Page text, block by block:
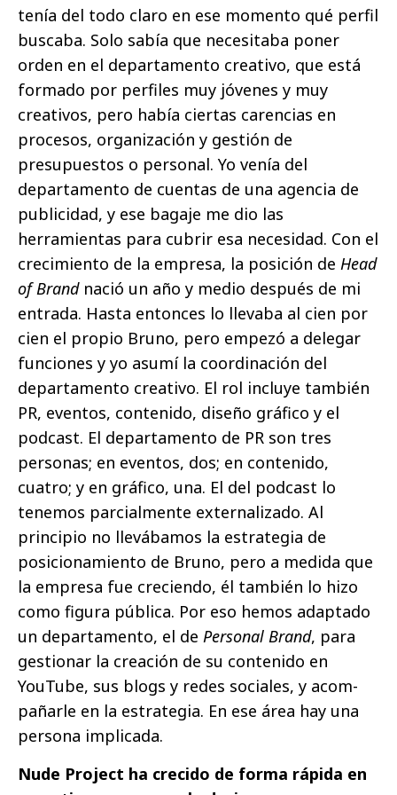
tenía del todo claro en ese momento qué perfil
buscaba. Solo sabía que necesitaba poner
orden en el departamento creativo, que está
formado por perfiles muy jóvenes y muy
creativos, pero había ciertas carencias en
procesos, organización y gestión de
presupuestos o personal. Yo venía del
departamento de cuentas de una agencia de
publicidad, y ese bagaje me dio las
herramientas para cubrir esa necesidad. Con el
crecimiento de la empresa, la posición de Head
of Brandnació un año y medio después de mi
entrada. Hasta entonces lo llevaba al cien por
cien el propio Bruno, pero empezó a delegar
funciones y yo asumí la coordinación del
departamento creativo. El rol incluye también
PR, eventos, contenido, diseño gráfico y el
podcast. El departamento de PR son tres
personas; en eventos, dos; en contenido,
cuatro; y en gráfico, una. El del podcast lo
tenemos parcialmente externalizado. Al
principio no llevábamos la estrategia de
posicionamiento de Bruno, pero a medida que
la empresa fue creciendo, él también lo hizo
como figura pública. Por eso hemos adaptado
un departamento, el de Personal Brand, para
gestionar la creación de su contenido en
YouTube, sus blogs y redes sociales, y acom-
pañarle en la estrategia. En ese área hay una
persona implicada.
Nude Project ha crecido de forma rápida en